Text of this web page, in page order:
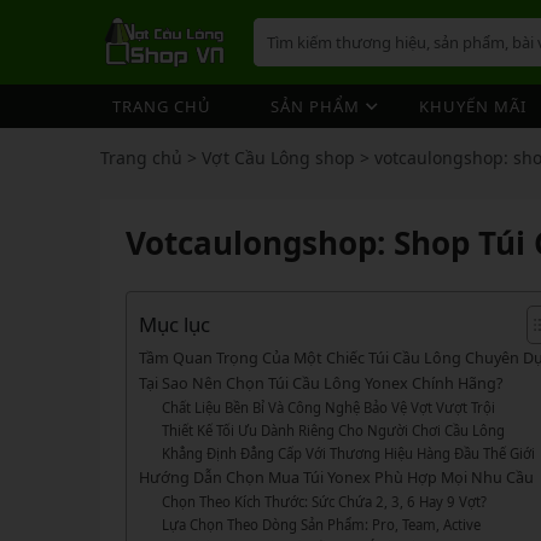
TRANG CHỦ SẢN PHẨM
VỢT CẦU LÔNG
Vợt Cầu Lông Victor
Vợt Cầu Lông Mizuno
Vợt Cầu Lông Hundred
GIÀY CẦU LÔNG
Giày Cầu Lông Mizuno
Giày Cầu Lông Hundred
Xem thêm
PHỤ KIỆN CẦU LÔNG
Cước Cầu Lông
Ống Cầu Lông
Cuốn Cán Cầu Lông
VỢT PICKLEBALL
Vợt Pickleball Joola
Vợt Pickleball Sypik
Vợt Pickleball Lining
VỢT CẦU LÔNG
VỢT
VỢT
VỢT
GIÀY
GIÀY
GIÀY
GIÀY
GIÀY
GIÀY
ÁO CẦU LÔNG
ÁO
ÁO
QUẦN
QUẦN
TÚI/
TÚI/
TÚI/
TÚI/
PHỤ KIỆN CẦU LÔNG
CƯỚC
ỐNG
MÁY ĐAN
PHỤ
VỢT PICKLEBALL
PHỤ KIỆN PICKLE BALL
NÓN
BÓNG
KHUYẾN MÃI
Trang chủ > Vợt Cầu Lông shop > votcaulongshop:
Votcaulongshop: Shop Túi
Mục lục
Tầm Quan Trọng Của Một Chiếc Túi Cầu Lông Chuyên
Tại Sao Nên Chọn Túi Cầu Lông Yonex Chính Hãng?
Chất Liệu Bền Bỉ Và Công Nghệ Bảo Vệ Vợt Vượt Trội
Thiết Kế Tối Ưu Dành Riêng Cho Người Chơi Cầu Lông
Khẳng Định Đẳng Cấp Với Thương Hiệu Hàng Đầu Thế Giới
Hướng Dẫn Chọn Mua Túi Yonex Phù Hợp Mọi Nhu Cầu
Chọn Theo Kích Thước: Sức Chứa 2, 3, 6 Hay 9 Vợt?
Lựa Chọn Theo Dòng Sản Phẩm: Pro, Team, Active